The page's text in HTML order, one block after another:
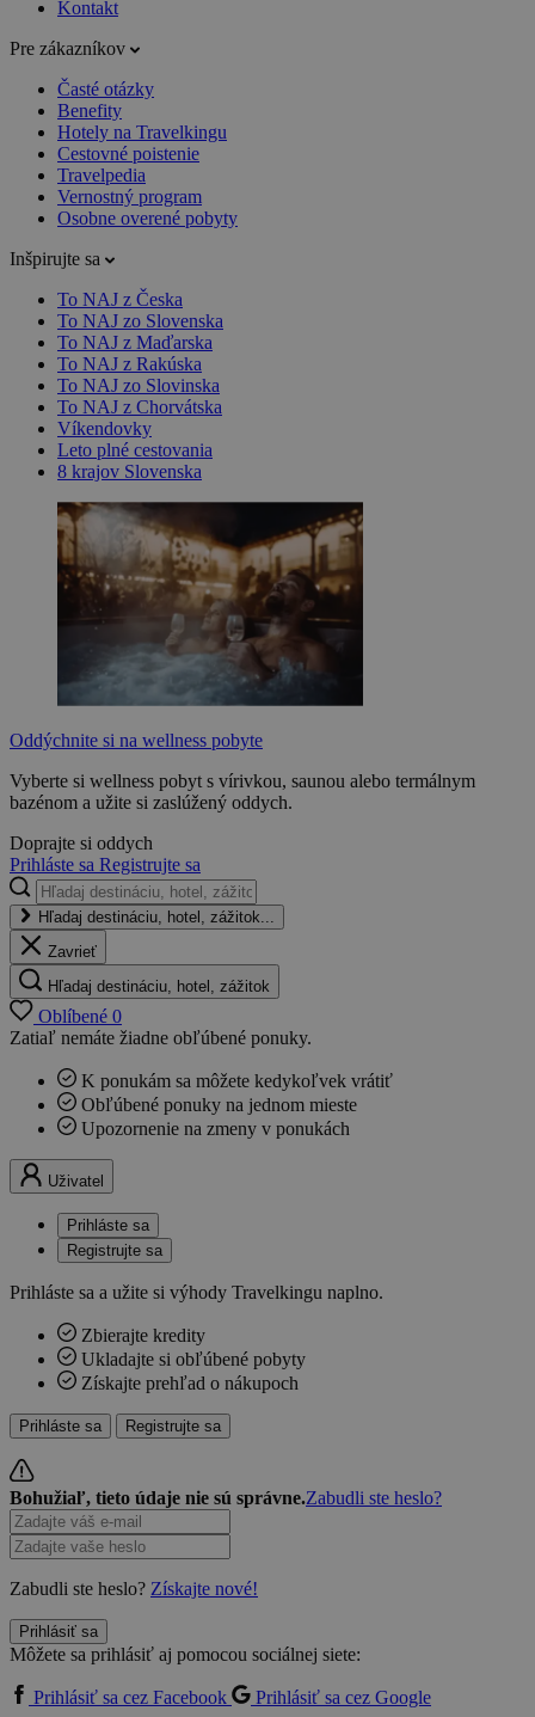
Kontakt
Pre zákazníkov
Časté otázky
Benefity
Hotely na Travelkingu
Cestovné poistenie
Travelpedia
Vernostný program
Osobne overené pobyty
Inšpirujte sa
To NAJ z Česka
To NAJ zo Slovenska
To NAJ z Maďarska
To NAJ z Rakúska
To NAJ zo Slovinska
To NAJ z Chorvátska
Víkendovky
Leto plné cestovania
8 krajov Slovenska
Oddýchnite si na wellness pobyte
Vyberte si wellness pobyt s vírivkou, saunou alebo termálnym
bazénom a užite si zaslúžený oddych.
Doprajte si oddych
Prihláste sa Registrujte sa
Hľadaj destináciu, hotel, zážitok...
Zavrieť
Hľadaj destináciu, hotel, zážitok
Oblíbené 0
Zatiaľ nemáte žiadne obľúbené ponuky.
K ponukám sa môžete kedykoľvek vrátiť
Obľúbené ponuky na jednom mieste
Upozornenie na zmeny v ponukách
Uživatel
Prihláste sa
Registrujte sa
Prihláste sa a užite si výhody Travelkingu naplno.
Zbierajte kredity
Ukladajte si obľúbené pobyty
Získajte prehľad o nákupoch
Prihláste sa Registrujte sa
Bohužiaľ, tieto údaje nie sú správne.Zabudli ste heslo?
Zabudli ste heslo? Získajte nové!
Prihlásiť sa
Môžete sa prihlásiť aj pomocou sociálnej siete:
Prihlásiť sa cez Facebook
Prihlásiť sa cez Google